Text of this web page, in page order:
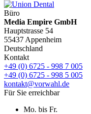
Büro
Media Empire GmbH
Hauptstrasse 54
55437 Appenheim
Deutschland
Kontakt
+49 (0) 6725 - 998 7 005
+49 (0) 6725 - 998 5 005
kontakt@vorwahl.de
Für Sie erreichbar
Mo. bis Fr.